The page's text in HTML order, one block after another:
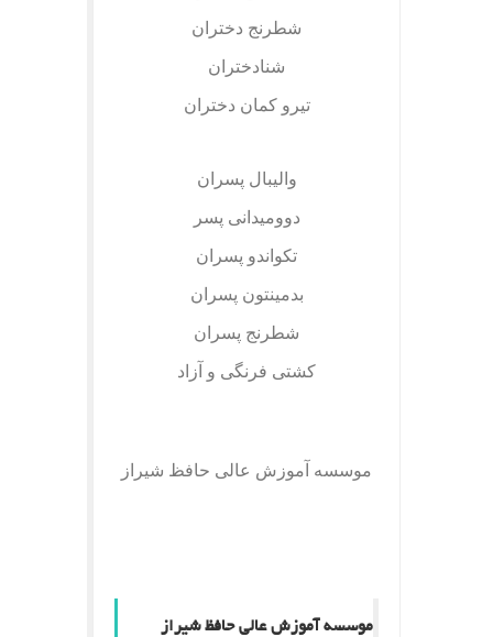
شطرنج دختران
شنادختران
تیرو کمان دختران
والیبال پسران
دوومیدانی پسر
تکواندو پسران
بدمینتون پسران
شطرنج پسران
کشتی فرنگی و آزاد
موسسه آموزش عالی حافظ شیراز
موسسه آموزش عالی حافظ شیراز